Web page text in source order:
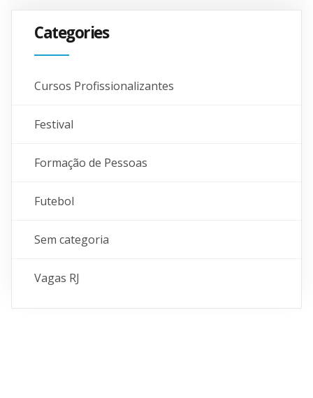
Categories
Cursos Profissionalizantes
Festival
Formação de Pessoas
Futebol
Sem categoria
Vagas RJ